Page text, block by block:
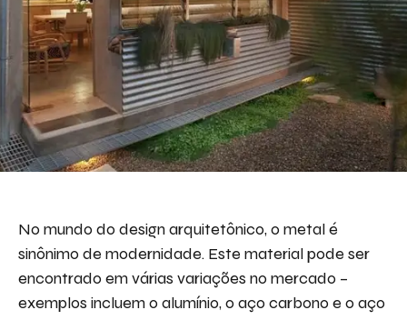
No mundo do design arquitetônico, o metal é
sinônimo de modernidade. Este material pode ser
encontrado em várias variações no mercado –
exemplos incluem o alumínio, o aço carbono e o aço
Aceito receber emails da Bepex.